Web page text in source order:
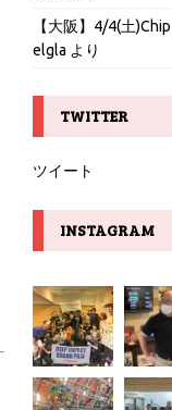
【大阪】4/4(土
elgla より
TWITTER
ツイート
INSTAGRAM